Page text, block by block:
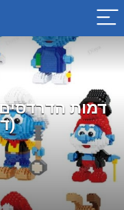
דמות